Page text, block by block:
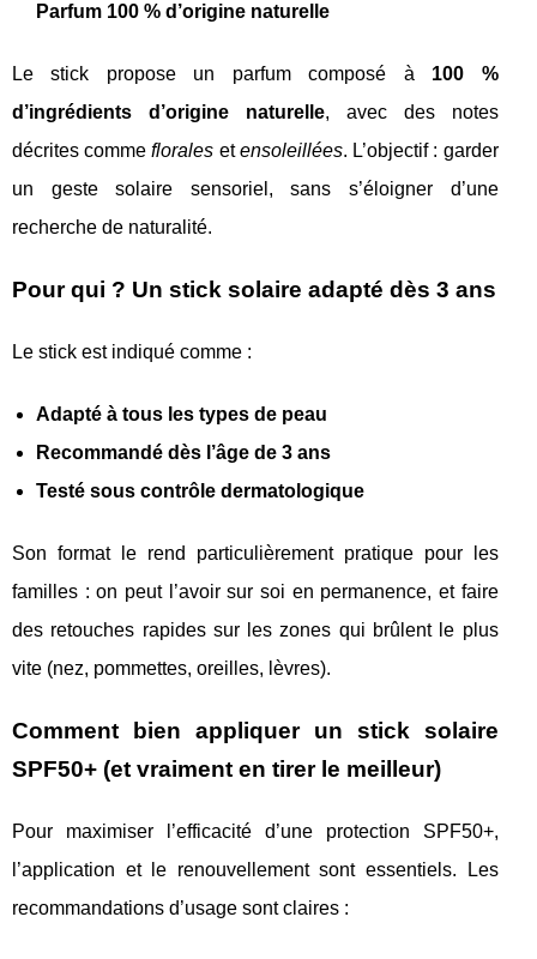
Parfum 100 % d’origine naturelle
Le stick propose un parfum composé à 100 %
d’ingrédients d’origine naturelle, avec des notes
décrites commeflorales etensoleillées. L’objectif : garder
un geste solaire sensoriel, sans s’éloigner d’une
recherche de naturalité.
Pour qui ? Un stick solaire adapté dès 3 ans
Le stick est indiqué comme :
Adapté à tous les types de peau
Recommandé dès l’âge de 3 ans
Testé sous contrôle dermatologique
Son format le rend particulièrement pratique pour les
familles : on peut l’avoir sur soi en permanence, et faire
des retouches rapides sur les zones qui brûlent le plus
vite (nez, pommettes, oreilles, lèvres).
Comment bien appliquer un stick solaire
SPF50+ (et vraiment en tirer le meilleur)
Pour maximiser l’efficacité d’une protection SPF50+,
l’application et le renouvellement sont essentiels. Les
recommandations d’usage sont claires :